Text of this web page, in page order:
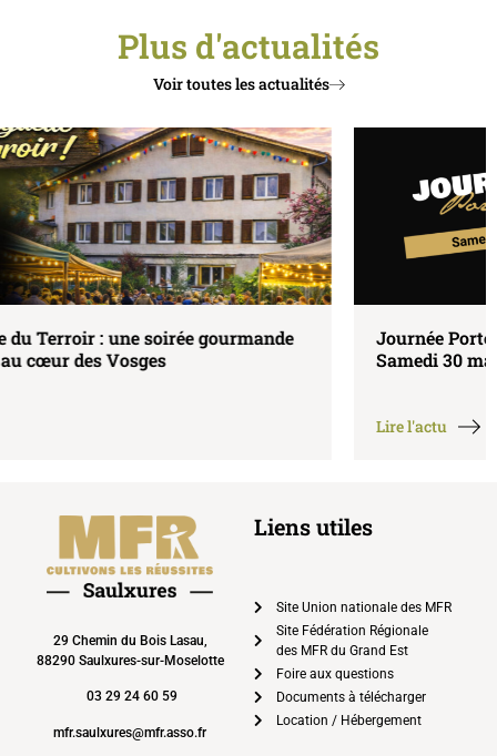
Plus d'actualités
Voir toutes les actualités
Journée Portes Ouvertes à la MFR de Saulxures –
Samedi 30 mai 2026
29 Chemin du Bois Lasau,
88290 Saulxures-sur-Moselotte
03 29 24 60 59
mfr.saulxures@mfr.asso.fr
Liens utiles
Site Union nationale des MFR
Site Fédération Régionale
des MFR du Grand Est
Foire aux questions
Documents à télécharger
Location / Hébergement